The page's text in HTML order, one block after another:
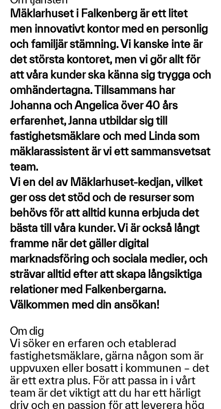
Mäklarhuset i Falkenberg är ett litet
men innovativt kontor med en personlig
och familjär stämning. Vi kanske inte är
det största kontoret, men vi gör allt för
att våra kunder ska känna sig trygga och
omhändertagna. Tillsammans har
Johanna och Angelica över 40 års
erfarenhet, Janna utbildar sig till
fastighetsmäklare och med Linda som
mäklarassistent är vi ett sammansvetsat
team.
Vi en del av Mäklarhuset-kedjan, vilket
ger oss det stöd och de resurser som
behövs för att alltid kunna erbjuda det
bästa till våra kunder. Vi är också långt
framme när det gäller digital
marknadsföring och sociala medier, och
strävar alltid efter att skapa långsiktiga
relationer med Falkenbergarna.
Välkommen med din ansökan!
Om dig
Vi söker en erfaren och etablerad
fastighetsmäklare, gärna någon som är
uppvuxen eller bosatt i kommunen – det
är ett extra plus. För att passa in i vårt
team är det viktigt att du har ett härligt
driv och en passion för att leverera hög